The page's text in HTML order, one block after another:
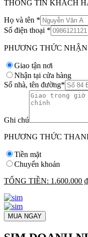
THÔNG TIN KHÁCH
Họ và tên *
Số điện thoại *
PHƯƠNG THỨC
Giao tận nơi
Nhận tại cửa hàng
Số nhà, tên đường*
Ghi chú
PHƯƠNG THỨC
Tiền mặt
Chuyển khoản
TỔNG TIỀN: 1.600.000 ₫
MUA NGAY